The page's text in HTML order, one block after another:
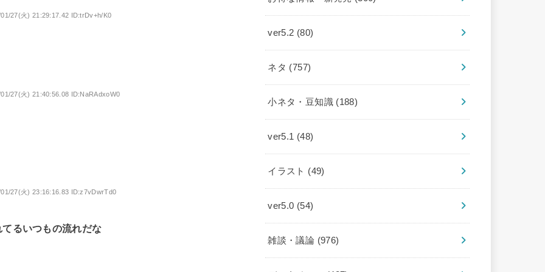
27(火) 21:29:17.42 ID:trDv+h/K0
27(火) 21:40:56.08 ID:NaRAdxoW0
27(火) 23:16:16.83 ID:z7vDwrTd0
るいつもの流れだな
ver5.2 (80)
ネタ (757)
小ネタ・豆知識 (188)
ver5.1 (48)
イラスト (49)
ver5.0 (54)
雑談・議論 (976)